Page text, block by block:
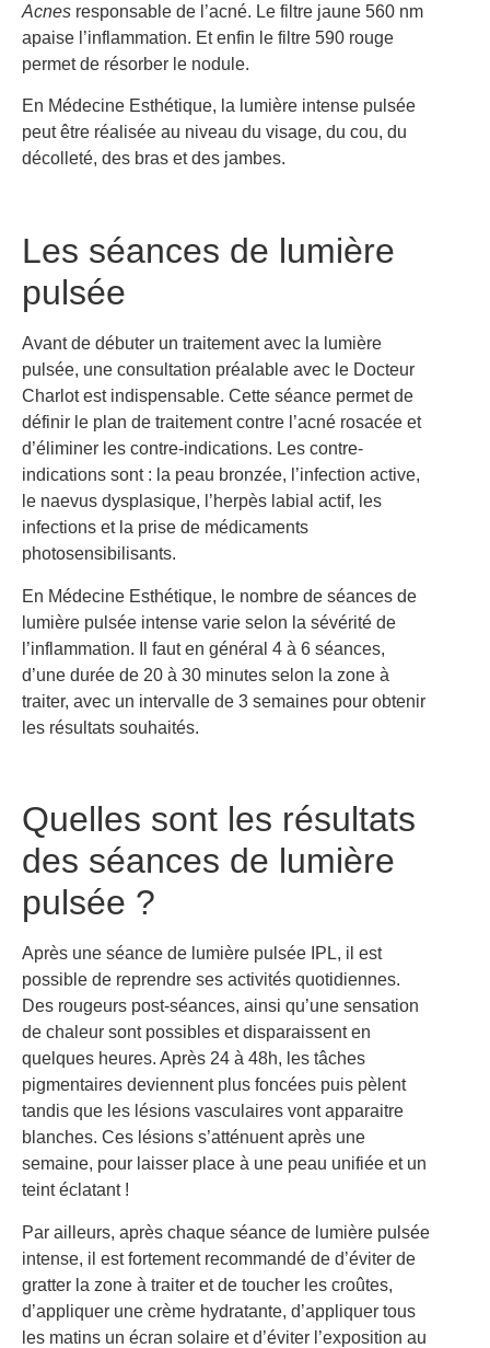
Acnes responsable de l’acné. Le filtre jaune 560 nm
apaise l’inflammation. Et enfin le filtre 590 rouge
permet de résorber le nodule.
En Médecine Esthétique, la lumière intense pulsée
peut être réalisée au niveau du visage, du cou, du
décolleté, des bras et des jambes.
Les séances de lumière
pulsée
Avant de débuter un traitement avec la lumière
pulsée, une consultation préalable avec le Docteur
Charlot est indispensable. Cette séance permet de
définir le plan de traitement contre l’acné rosacée et
d’éliminer les contre-indications. Les contre-
indications sont : la peau bronzée, l’infection active,
le naevus dysplasique, l’herpès labial actif, les
infections et la prise de médicaments
photosensibilisants.
En Médecine Esthétique, le nombre de séances de
lumière pulsée intense varie selon la sévérité de
l’inflammation. Il faut en général 4 à 6 séances,
d’une durée de 20 à 30 minutes selon la zone à
traiter, avec un intervalle de 3 semaines pour obtenir
les résultats souhaités.
Quelles sont les résultats
des séances de lumière
pulsée ?
Après une séance de lumière pulsée IPL, il est
possible de reprendre ses activités quotidiennes.
Des rougeurs post-séances, ainsi qu’une sensation
de chaleur sont possibles et disparaissent en
quelques heures. Après 24 à 48h, les tâches
pigmentaires deviennent plus foncées puis pèlent
tandis que les lésions vasculaires vont apparaitre
blanches. Ces lésions s’atténuent après une
semaine, pour laisser place à une peau unifiée et un
teint éclatant !
Par ailleurs, après chaque séance de lumière pulsée
intense, il est fortement recommandé de d’éviter de
gratter la zone à traiter et de toucher les croûtes,
d’appliquer une crème hydratante, d’appliquer tous
les matins un écran solaire et d’éviter l’exposition au